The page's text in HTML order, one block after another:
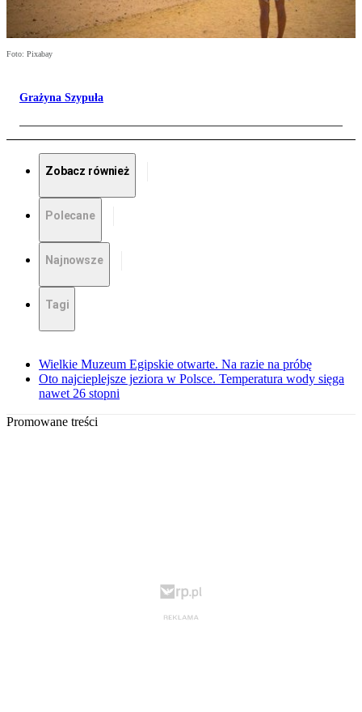
Foto: Pixabay
Grażyna Szypuła
Zobacz również
Polecane
Najnowsze
Tagi
Wielkie Muzeum Egipskie otwarte. Na razie na próbę
Oto najcieplejsze jeziora w Polsce. Temperatura wody sięga
nawet 26 stopni
Promowane treści